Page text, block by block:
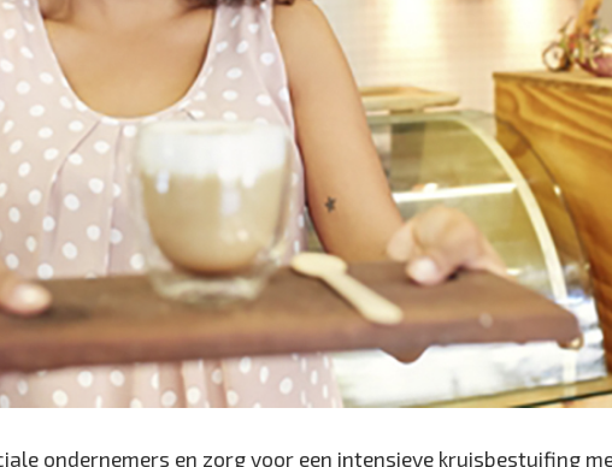
ondernemers en zorg voor een intensieve kruisbestuifing